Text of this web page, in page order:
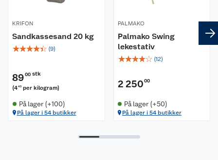
KRIFON
Sandkassesand 20 kg
☆☆☆☆☆ (9)
8900 stk
(445 per kilogram)
På lager (+100)
På lager i 54 butikker
PALMAKO
Palmako Swing
lekestativ
☆☆☆☆☆ (12)
2 250 00
På lager (+50)
På lager i 54 butikker